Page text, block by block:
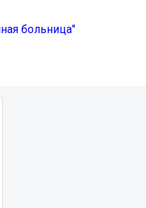
больница"